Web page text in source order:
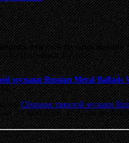
тяжелой музыки Russian
просматривают эту тему.
музыки Russian Metal Ballads
»
Сборник тяжелой музыки
13 Май 2026, 10:17:56 от